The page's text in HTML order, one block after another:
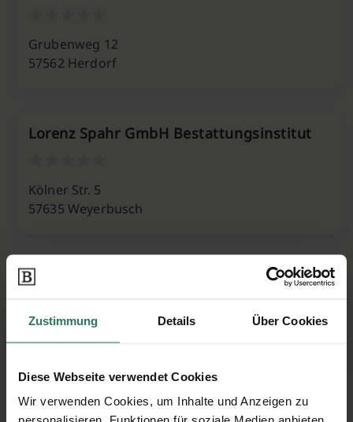
Zustimmung Details Über Cookies
Diese Webseite verwendet Cookies
Wir verwenden Cookies, um Inhalte und Anzeigen zu
Grubenweg 12
57562 Herdorf
Lorenz Spahr GmbH Bestattungsinstitut
Kölner Str. 5
57635 Weyerbusch
Lorenz Spahr GmbH Bestattungsinstitut